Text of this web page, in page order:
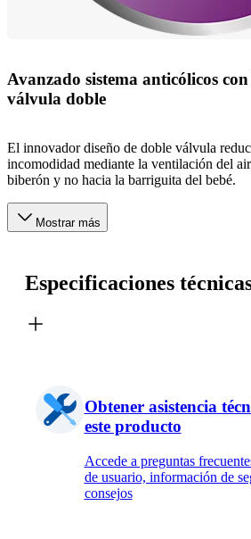
Avanzado sistema anticólicos
válvula doble
El innovador diseño de doble válvula
incomodidad mediante la ventilación del
biberón y no hacia la barriguita del bebé.
Mostrar más
Especificaciones
Obtener asistencia
este producto
Accede a preguntas
de usuario, información de
consejos